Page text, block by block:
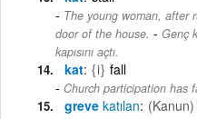
The young woman, after
door of the house. - Genç
kapısını açtı.
kat {i} fall
Church participation has
greve katılan (Kanun)